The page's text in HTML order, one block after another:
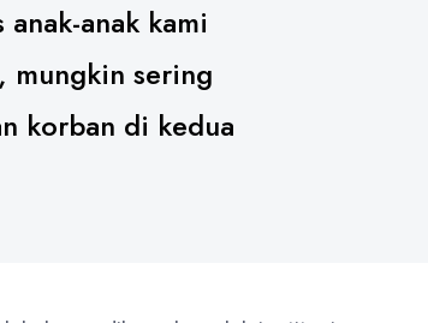
anak kami
mungkin sering
korban di kedua